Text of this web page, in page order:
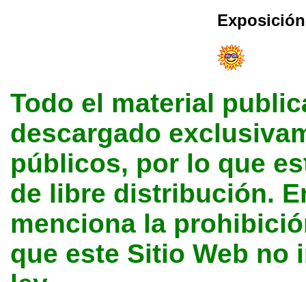
Todo el material
descargado
públicos, por lo que
de libre distribución.
menciona la
que este Sitio Web no